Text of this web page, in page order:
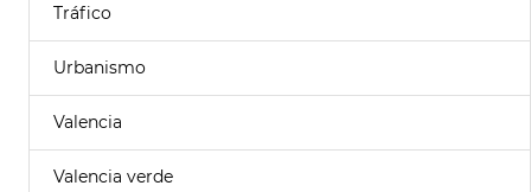
Tráfico
Urbanismo
Valencia
Valencia verde